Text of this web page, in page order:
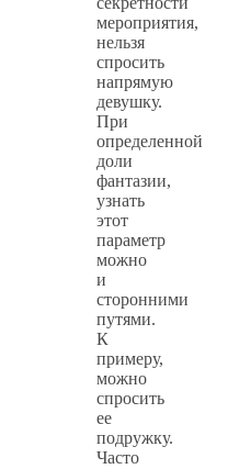
мероприятия,
нельзя
спросить
напрямую
девушку.
При
определенной
доли
фантазии,
узнать
этот
параметр
можно
и
сторонними
путями.
К
примеру,
можно
спросить
ее
подружку.
Часто